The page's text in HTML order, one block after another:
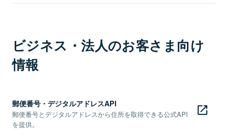
ビジネス・法人のお客さま向け
情報
郵便番号・デジタルアドレスAPI
郵便番号とデジタルアドレスから住所を取得できる公式API
を提供。